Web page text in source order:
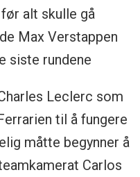
alt skulle gå
Max Verstappen
siste rundene
Leclerc som
til å fungere
måtte begynner å
Carlos